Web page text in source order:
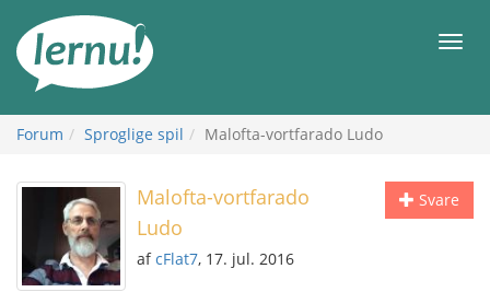
indholdet
Forum Sproglige spil Malofta-vortfarado Ludo
Svare
Malofta-vortfarado
Ludo
afcFlat7, 17. jul. 2016